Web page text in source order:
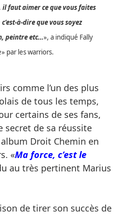
faut aimer ce que vous faites
à-dire que vous soyez
peintre etc…», a indiqué Fally
par les warriors.
comme l’un des plus
de tous les temps,
certains de ses fans,
secret de sa réussite
Droit Chemin en
«Ma force, c’est le
au très pertinent Marius
de tirer son succès de